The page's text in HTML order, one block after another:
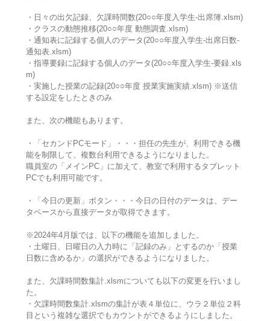
・日々の出欠記録、欠課時間数(20○○年度入学生-出席簿.xlsm)
・クラスの動態推移(20○○年度 動態調査.xlsm)
・通知表に記録する個人のデータ(20○○年度入学生-出席日数-
通知表.xlsm)
・指導要録に記録する個人のデータ(20○○年度入学生-要録.xls
m)
・実施した授業の記録(20○○年度 授業実施実績.xlsm) ※送信
する設定をしたときのみ
また、次の機能もあります。
・「セカンドPCモード」・・・担任の先生が、利用できる機
能を制限して、複数台利用できるようになりました。
職員室の「メインPC」に加えて、教室で利用するタブレット
PCでも利用可能です。
・「今日の更新」ボタン・・・今日の日付のデータは、デー
タベースから直接データが取得できます。
※2024年4月版では、以下の機能を追加しました。
・土曜日、日曜日の入力時に「記録のみ」とするのか「授業
日数に含めるか」の選択ができるようになりました。
また、欠課時間数集計.xlsmについても以下の変更を行いまし
た。
・欠課時間数集計.xlsmの集計が表４単位に、ウラ２単位２科
目という複雑な選択でもカウントができるようにしました。